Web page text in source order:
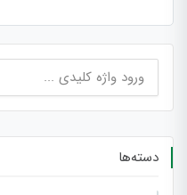
برای:
دسته‌ها